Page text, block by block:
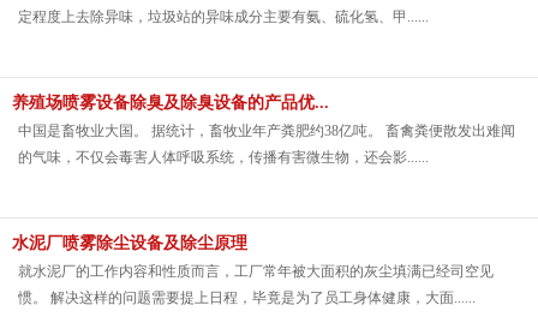
定程度上去除异味，垃圾站的异味成分主要有氨、硫化氢、甲......
养殖场喷雾设备除臭及除臭设备的产品优...
中国是畜牧业大国。 据统计，畜牧业年产粪肥约38亿吨。 畜禽粪便散发出难闻
的气味，不仅会毒害人体呼吸系统，传播有害微生物，还会影......
水泥厂喷雾除尘设备及除尘原理
就水泥厂的工作内容和性质而言，工厂常年被大面积的灰尘填满已经司空见
惯。 解决这样的问题需要提上日程，毕竟是为了员工身体健康，大面......